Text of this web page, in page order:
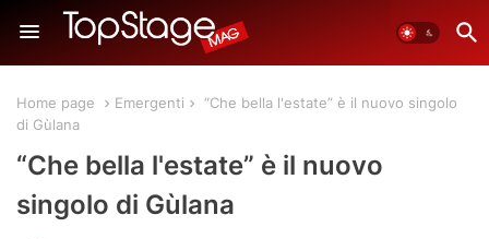
Home page Emergenti
“Che bella l'estate” è il nuovo singolo
di Gùlana
“Che bella l'estate” è il nuovo
singolo di Gùlana